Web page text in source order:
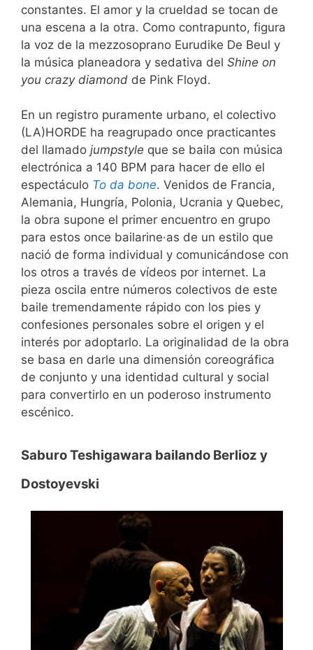
constantes. El amor y la crueldad se tocan de
una escena a la otra. Como contrapunto, figura
la voz de la mezzosoprano Eurudike De Beul y
la música planeadora y sedativa del Shine on
you crazy diamond de Pink Floyd.
En un registro puramente urbano, el colectivo
(LA)HORDE ha reagrupado once practicantes
del llamado jumpstyle que se baila con música
electrónica a 140 BPM para hacer de ello el
espectáculo To da bone. Venidos de Francia,
Alemania, Hungría, Polonia, Ucrania y Quebec,
la obra supone el primer encuentro en grupo
para estos once bailarine·as de un estilo que
nació de forma individual y comunicándose con
los otros a través de vídeos por internet. La
pieza oscila entre números colectivos de este
baile tremendamente rápido con los pies y
confesiones personales sobre el origen y el
interés por adoptarlo. La originalidad de la obra
se basa en darle una dimensión coreográfica
de conjunto y una identidad cultural y social
para convertirlo en un poderoso instrumento
escénico.
Saburo Teshigawara bailando Berlioz y
Dostoyevski